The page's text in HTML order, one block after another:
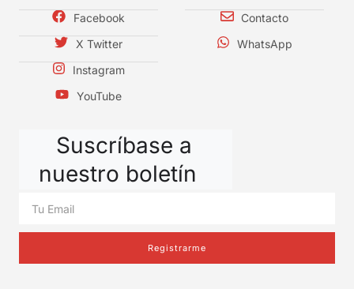
Facebook
X Twitter
Instagram
YouTube
Contacto
WhatsApp
Suscríbase a
nuestro boletín
Registrarme